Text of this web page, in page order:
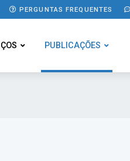
PERGUNTAS FREQUENTES
PUBLICAÇÕES